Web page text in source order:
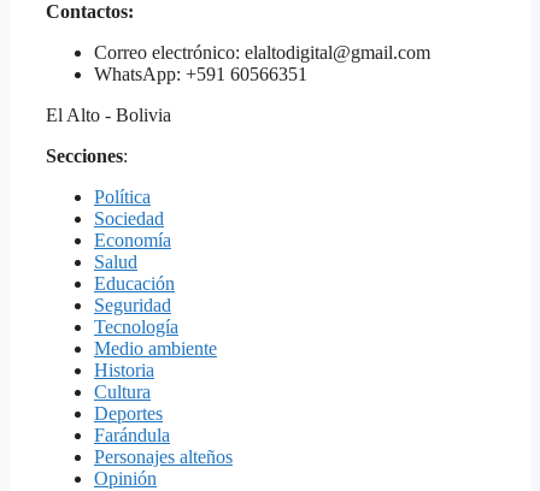
Contactos:
Correo electrónico: elaltodigital@gmail.com
WhatsApp: +591 60566351
El Alto - Bolivia
Secciones:
Política
Sociedad
Economía
Salud
Educación
Seguridad
Tecnología
Medio ambiente
Historia
Cultura
Deportes
Farándula
Personajes alteños
Opinión